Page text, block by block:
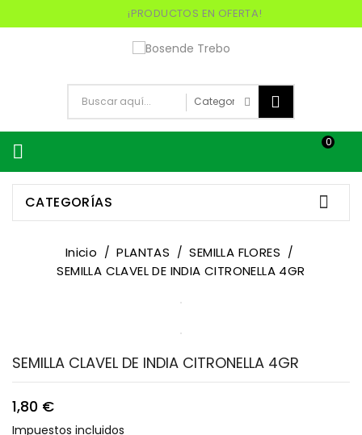
¡PRODUCTOS EN OFERTA!
 0
CATEGORÍAS 
Inicio PLANTAS
SEMILLA FLORES
SEMILLA CLAVEL DE INDIA CITRONELLA 4GR
SEMILLA CLAVEL DE INDIA CITRONELLA 4GR
1,80 €
Impuestos incluidos